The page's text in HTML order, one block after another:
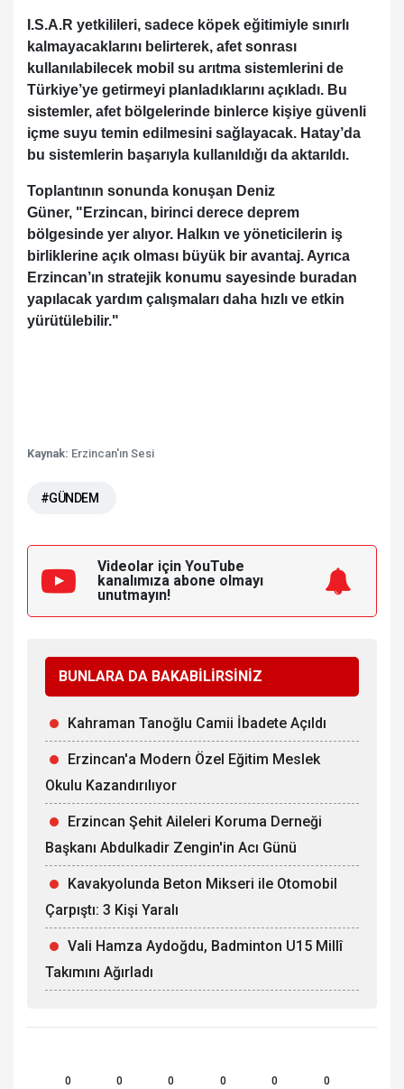
I.S.A.R yetkilileri, sadece köpek eğitimiyle sınırlı
kalmayacaklarını belirterek, afet sonrası
kullanılabilecek mobil su arıtma sistemlerini de
Türkiye’ye getirmeyi planladıklarını açıkladı. Bu
sistemler, afet bölgelerinde binlerce kişiye güvenli
içme suyu temin edilmesini sağlayacak. Hatay’da
bu sistemlerin başarıyla kullanıldığı da aktarıldı.
Toplantının sonunda konuşan Deniz
Güner, "Erzincan, birinci derece deprem
bölgesinde yer alıyor. Halkın ve yöneticilerin iş
birliklerine açık olması büyük bir avantaj. Ayrıca
Erzincan’ın stratejik konumu sayesinde buradan
yapılacak yardım çalışmaları daha hızlı ve etkin
yürütülebilir."
Kaynak: Erzincan'ın Sesi
#GÜNDEM
Videolar için YouTube
kanalımıza abone olmayı
unutmayın!
BUNLARA DA BAKABİLİRSİNİZ
Kahraman Tanoğlu Camii İbadete Açıldı
Erzincan'a Modern Özel Eğitim Meslek
Okulu Kazandırılıyor
Erzincan Şehit Aileleri Koruma Derneği
Başkanı Abdulkadir Zengin'in Acı Günü
Kavakyolunda Beton Mikseri ile Otomobil
Çarpıştı: 3 Kişi Yaralı
Vali Hamza Aydoğdu, Badminton U15 Millî
Takımını Ağırladı
0 0 0 0 0 0